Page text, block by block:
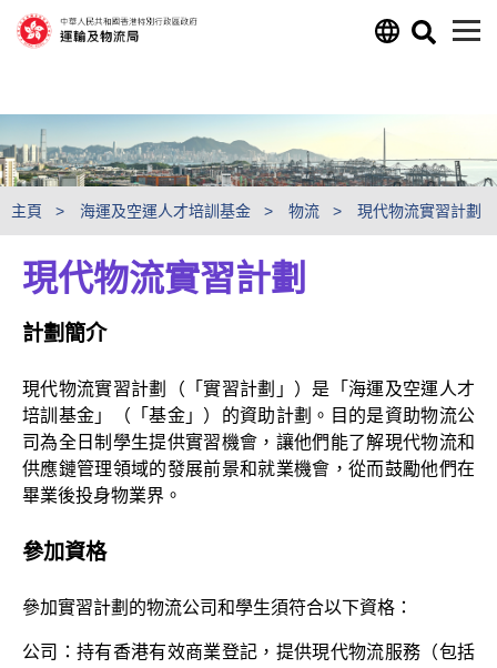
主頁 海運及空運人才培訓基金 物流 現代物流實習計劃
現代物流實習計劃
計劃簡介
現代物流實習計劃（「實習計劃」）是「海運及空運人才
培訓基金」（「基金」）的資助計劃。目的是資助物流公
司為全日制學生提供實習機會，讓他們能了解現代物流和
供應鏈管理領域的發展前景和就業機會，從而鼓勵他們在
畢業後投身物業界。
參加資格
參加實習計劃的物流公司和學生須符合以下資格：
公司：持有香港有效商業登記，提供現代物流服務（包括